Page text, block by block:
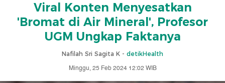
Viral Konten Menyesatkan
'Bromat di Air Mineral', Profesor
UGM Ungkap Faktanya
Nafilah Sri Sagita K - detikHealth
Minggu, 25 Feb 2024 12:02 WIB